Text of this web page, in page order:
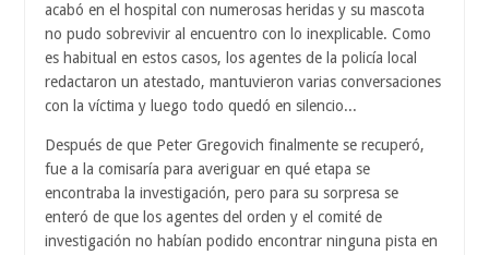
acabó en el hospital con numerosas heridas y su mascota
no pudo sobrevivir al encuentro con lo inexplicable. Como
es habitual en estos casos, los agentes de la policía local
redactaron un atestado, mantuvieron varias conversaciones
con la víctima y luego todo quedó en silencio...
Después de que Peter Gregovich finalmente se recuperó,
fue a la comisaría para averiguar en qué etapa se
encontraba la investigación, pero para su sorpresa se
enteró de que los agentes del orden y el comité de
investigación no habían podido encontrar ninguna pista en